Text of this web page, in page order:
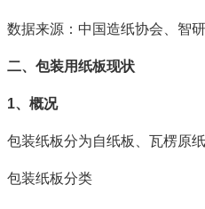
数据来源：中国造纸协会、智
二、包装用纸板现状
1、概况
包装纸板分为自纸板、瓦楞原
包装纸板分类